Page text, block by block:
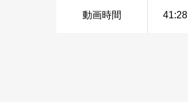
動画時間 41:28